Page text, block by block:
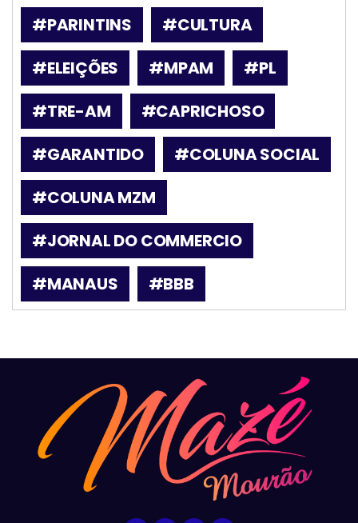
#PARINTINS
#CULTURA
#ELEIÇÕES
#MPAM
#PL
#TRE-AM
#CAPRICHOSO
#GARANTIDO
#COLUNA SOCIAL
#COLUNA MZM
#JORNAL DO COMMERCIO
#MANAUS
#BBB